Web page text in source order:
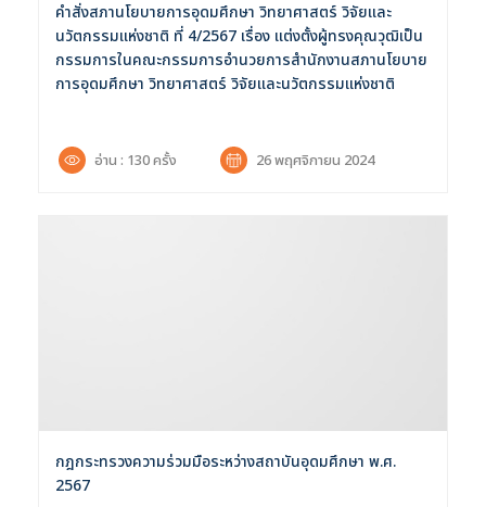
คำสั่งสภานโยบายการอุดมศึกษา วิทยาศาสตร์ วิจัยและ
นวัตกรรมแห่งชาติ ที่ 4/2567 เรื่อง แต่งตั้งผู้ทรงคุณวุฒิเป็น
กรรมการในคณะกรรมการอำนวยการสำนักงานสภานโยบาย
การอุดมศึกษา วิทยาศาสตร์ วิจัยและนวัตกรรมแห่งชาติ
อ่าน : 130 ครั้ง 26 พฤศจิกายน 2024
กฎกระทรวงความร่วมมือระหว่างสถาบันอุดมศึกษา พ.ศ.
2567